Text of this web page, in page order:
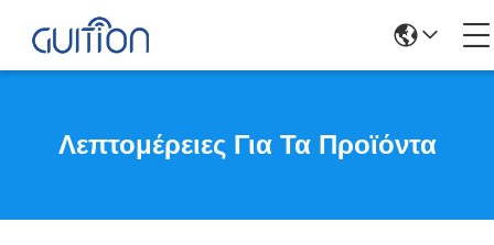
Λεπτομέρειες Για Τα Προϊόντα